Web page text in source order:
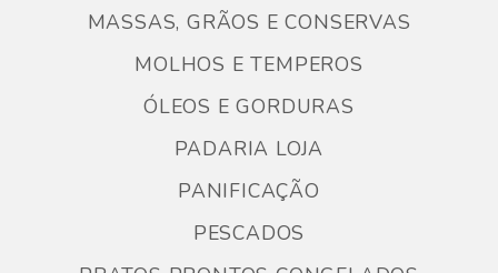
MASSAS, GRÃOS E CONSERVAS
MOLHOS E TEMPEROS
ÓLEOS E GORDURAS
PADARIA LOJA
PANIFICAÇÃO
PESCADOS